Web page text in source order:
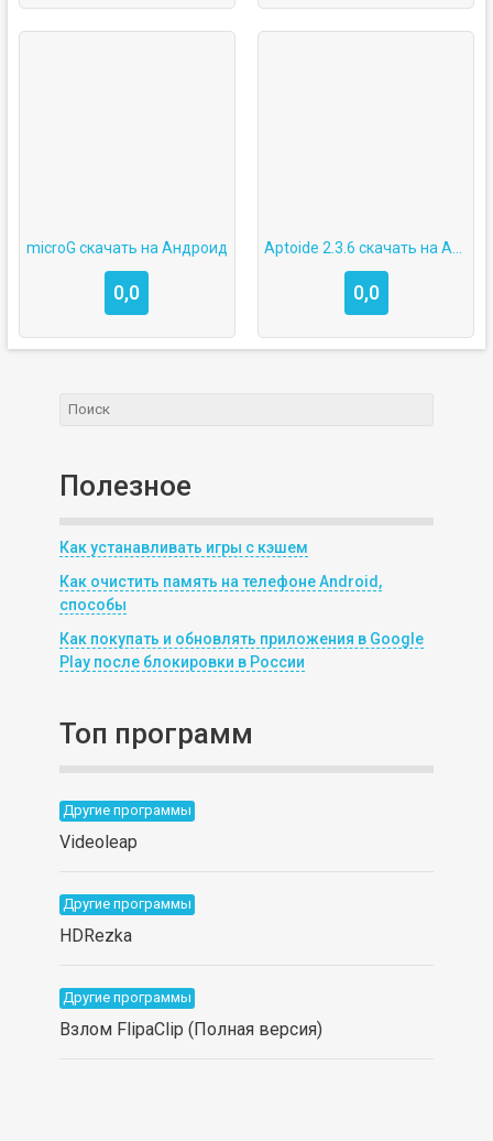
microG скачать на Андроид
0,0 0,0
Полезное
Как устанавливать игры с кэшем
Как очистить память на телефоне Android,
способы
Как покупать и обновлять приложения в Google
Play после блокировки в России
Топ программ
Другие программы
Videoleap
Другие программы
HDRezka
Другие программы
Взлом FlipaClip (Полная версия)